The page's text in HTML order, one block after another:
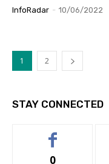
InfoRadar - 10/06/2022
1 2
STAY CONNECTED
0